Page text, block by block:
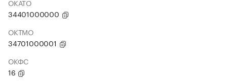
ОКАТО
34401000000
ОКТМО
34701000001
ОКФС
16